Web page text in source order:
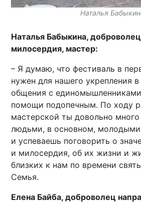
Наталья
Наталья Бабыкина,
милосердия, мастер:
– Я думаю, что фестиваль в
нужен для нашего укрепления в
общения с
помощи подопечным. По ходу
мастерской ты довольно
людьми, в основном,
и успеваешь поговорить о
и милосердия, об их жизни и
близких к нам по времени
Семья.
Елена Байба, доброволец